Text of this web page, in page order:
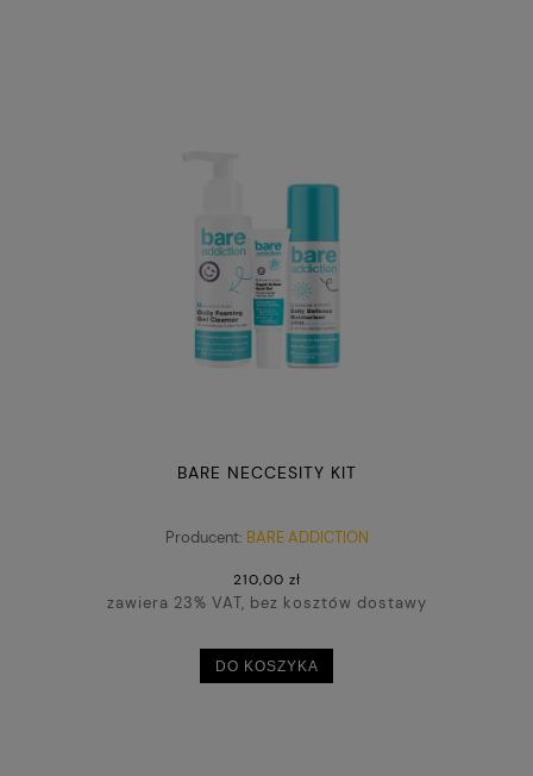
BARE NECCESITY KIT
Producent: BARE ADDICTION
210,00 zł
zawiera 23% VAT, bez kosztów dostawy
DO KOSZYKA